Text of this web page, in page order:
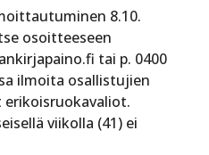
8.10.
osoitteeseen
tai p. 0400
ilmoita osallistujien
erikoisruokavaliot.
viikolla (41) ei